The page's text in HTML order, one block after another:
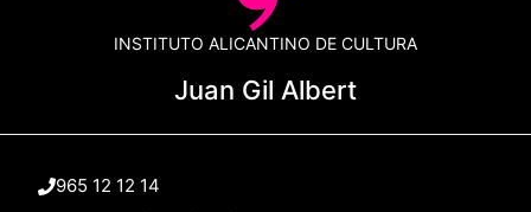
INSTITUTO ALICANTINO DE CULTURA
Juan Gil Albert
965 12 12 14